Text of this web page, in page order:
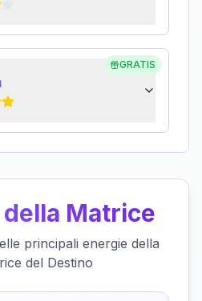
GRATIS
Matrice
principali energie della
del Destino